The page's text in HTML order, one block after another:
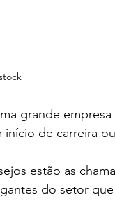
grande
início de carreira
estão as
do setor